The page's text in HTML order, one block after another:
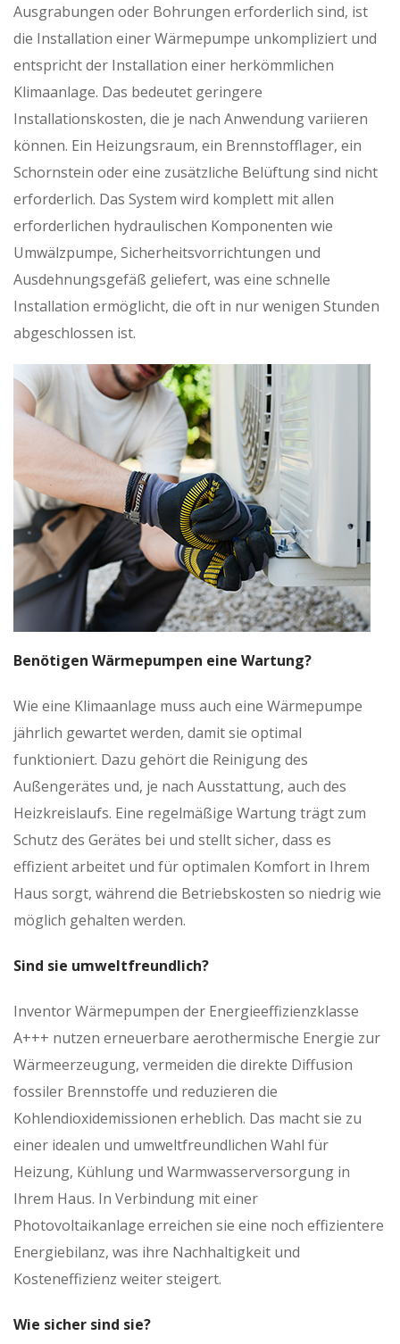
Ausgrabungen oder Bohrungen erforderlich sind, ist
die Installation einer Wärmepumpe unkompliziert und
entspricht der Installation einer herkömmlichen
Klimaanlage. Das bedeutet geringere
Installationskosten, die je nach Anwendung variieren
können. Ein Heizungsraum, ein Brennstofflager, ein
Schornstein oder eine zusätzliche Belüftung sind nicht
erforderlich. Das System wird komplett mit allen
erforderlichen hydraulischen Komponenten wie
Umwälzpumpe, Sicherheitsvorrichtungen und
Ausdehnungsgefäß geliefert, was eine schnelle
Installation ermöglicht, die oft in nur wenigen Stunden
abgeschlossen ist.
Benötigen Wärmepumpen eine Wartung?
Wie eine Klimaanlage muss auch eine Wärmepumpe
jährlich gewartet werden, damit sie optimal
funktioniert. Dazu gehört die Reinigung des
Außengerätes und, je nach Ausstattung, auch des
Heizkreislaufs. Eine regelmäßige Wartung trägt zum
Schutz des Gerätes bei und stellt sicher, dass es
effizient arbeitet und für optimalen Komfort in Ihrem
Haus sorgt, während die Betriebskosten so niedrig wie
möglich gehalten werden.
Sind sie umweltfreundlich?
Inventor Wärmepumpen der Energieeffizienzklasse
A+++ nutzen erneuerbare aerothermische Energie zur
Wärmeerzeugung, vermeiden die direkte Diffusion
fossiler Brennstoffe und reduzieren die
Kohlendioxidemissionen erheblich. Das macht sie zu
einer idealen und umweltfreundlichen Wahl für
Heizung, Kühlung und Warmwasserversorgung in
Ihrem Haus. In Verbindung mit einer
Photovoltaikanlage erreichen sie eine noch effizientere
Energiebilanz, was ihre Nachhaltigkeit und
Kosteneffizienz weiter steigert.
Wie sicher sind sie?